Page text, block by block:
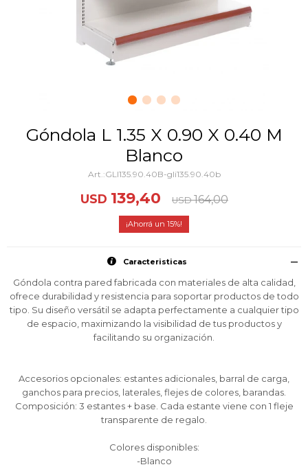
Góndola L 1.35 X 0.90 X 0.40 M
Blanco
GLI135.90.40B-gli135.90.40b
USD 139,40 USD 164,00
15
Caracteristicas
Góndola contra pared fabricada con materiales de alta calidad,
ofrece durabilidad y resistencia para soportar productos de todo
tipo. Su diseño versátil se adapta perfectamente a cualquier tipo
de espacio, maximizando la visibilidad de tus productos y
facilitando su organización.
Accesorios opcionales: estantes adicionales, barral de carga,
ganchos para precios, laterales, flejes de colores, barandas.
Composición: 3 estantes + base. Cada estante viene con 1 fleje
transparente de regalo.
Colores disponibles:
-Blanco